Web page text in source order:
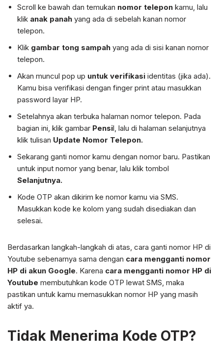
Scroll ke bawah dan temukan nomor telepon kamu, lalu
klik anak panah yang ada di sebelah kanan nomor
telepon.
Klik gambar tong sampah yang ada di sisi kanan nomor
telepon.
Akan muncul pop up untuk verifikasi identitas (jika ada).
Kamu bisa verifikasi dengan finger print atau masukkan
password layar HP.
Setelahnya akan terbuka halaman nomor telepon. Pada
bagian ini, klik gambar Pensil, lalu di halaman selanjutnya
klik tulisan Update Nomor Telepon.
Sekarang ganti nomor kamu dengan nomor baru. Pastikan
untuk input nomor yang benar, lalu klik tombol
Selanjutnya.
Kode OTP akan dikirim ke nomor kamu via SMS.
Masukkan kode ke kolom yang sudah disediakan dan
selesai.
Berdasarkan langkah-langkah di atas, cara ganti nomor HP di
Youtube sebenarnya sama dengan cara mengganti nomor
HP di akun Google. Karena cara mengganti nomor HP di
Youtube membutuhkan kode OTP lewat SMS, maka
pastikan untuk kamu memasukkan nomor HP yang masih
aktif ya.
Tidak Menerima Kode OTP?